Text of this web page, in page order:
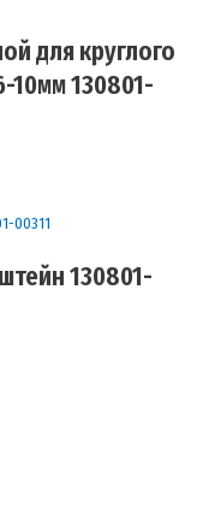
для круглого
10мм 130801-
130801-